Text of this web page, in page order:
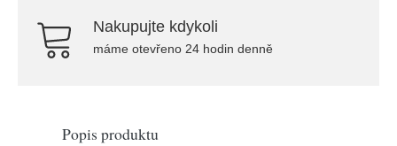
Nakupujte kdykoli
máme otevřeno 24 hodin denně
Popis produktu